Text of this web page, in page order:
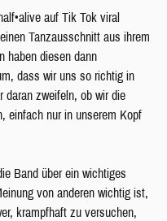
auf Tik Tok viral
Tanzausschnitt aus ihrem
haben diesen dann
dass wir uns so richtig in
daran zweifeln, ob wir die
einfach nur in unserem Kopf
Band über ein wichtiges
von anderen wichtig ist,
krampfhaft zu versuchen,